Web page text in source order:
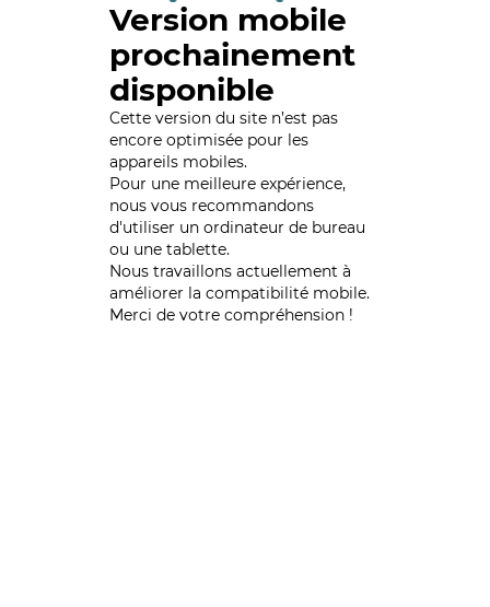
Version mobile
prochainement
disponible
Cette version du site n’est pas
encore optimisée pour les
appareils mobiles.
Pour une meilleure expérience,
nous vous recommandons
d'utiliser un ordinateur de bureau
ou une tablette.
Nous travaillons actuellement à
améliorer la compatibilité mobile.
Merci de votre compréhension !